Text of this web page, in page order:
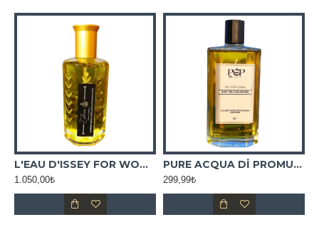
L'EAU D'ISSEY FOR WOMAN MUADİL ESANS
1.050,00₺
PURE ACQUA Dİ PROMUMO COLOGNE
299,99₺